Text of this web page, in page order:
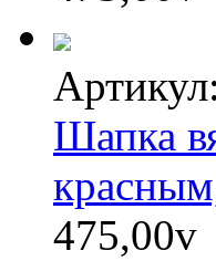
Шапка
475,00v